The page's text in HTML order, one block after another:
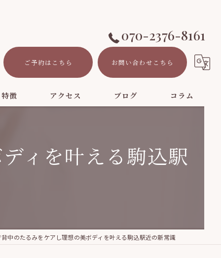
070-2376-8161
ご予約はこちら お問い合わせこちら
徴 アクセス ブログ コラム
ィを叶える駒込駅
中のたるみをケアし理想の美ボディを叶える駒込駅近の新常識